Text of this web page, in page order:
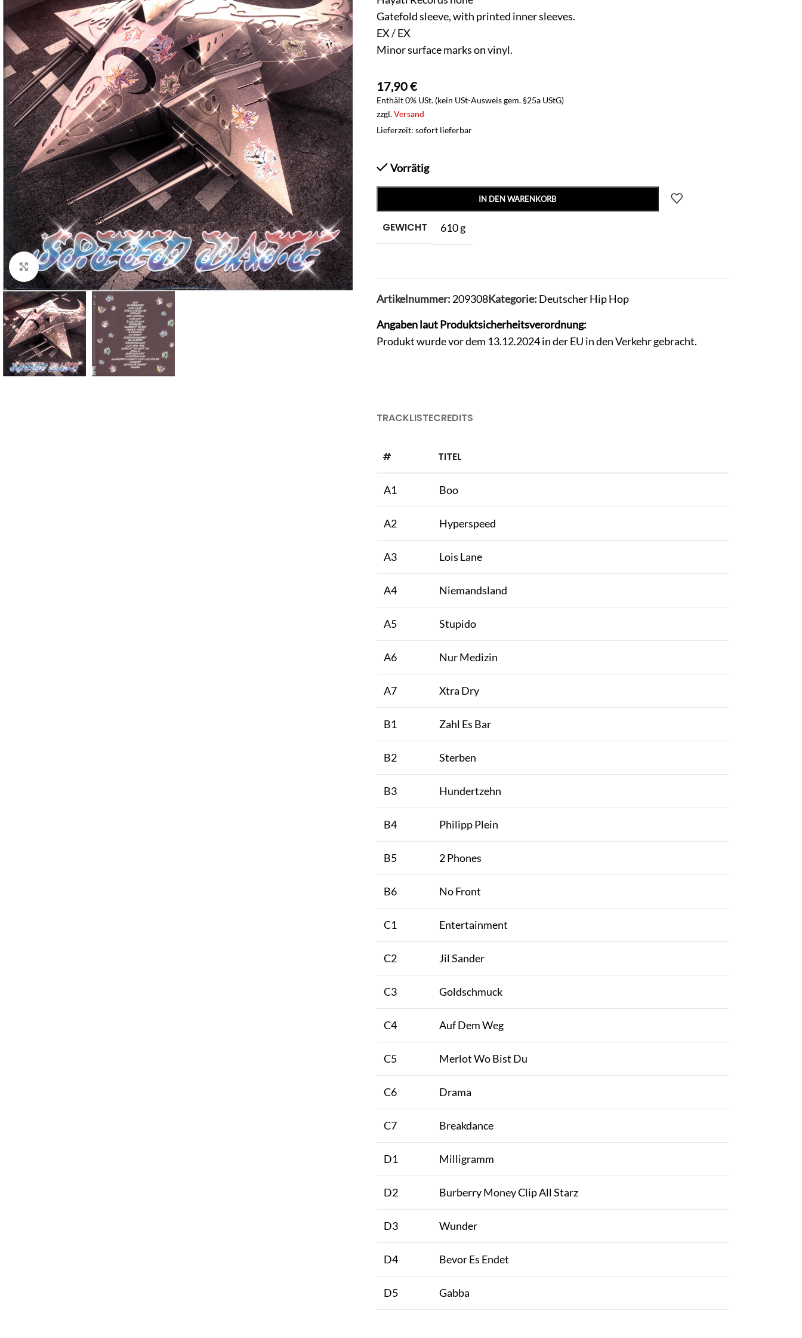
Klick zum Vergrößern
Gatefold sleeve, with printed inner sleeves.
EX / EX
Minor surface marks on vinyl.
17,90€
Enthält 0% USt. (kein USt-Ausweis gem. §25a UStG)
zzgl.Versand
Lieferzeit: sofort lieferbar
Vorrätig
IN DEN WARENKORB
GEWICHT 610 g
Artikelnummer: 209308Kategorie: Deutscher Hip Hop
Angaben laut Produktsicherheitsverordnung:
Produkt wurde vor dem 13.12.2024 in der EU in den Verkehr gebracht.
TRACKLISTECREDITS
# TITEL
A1 Boo
A2 Hyperspeed
A3 Lois Lane
A4 Niemandsland
A5 Stupido
A6 Nur Medizin
A7 Xtra Dry
B1 Zahl Es Bar
B2 Sterben
B3 Hundertzehn
B4 Philipp Plein
B5 2 Phones
B6 No Front
C1 Entertainment
C2 Jil Sander
C3 Goldschmuck
C4 Auf Dem Weg
C5 Merlot Wo Bist Du
C6 Drama
C7 Breakdance
D1 Milligramm
D2 Burberry Money Clip All Starz
D3 Wunder
D4 Bevor Es Endet
D5 Gabba